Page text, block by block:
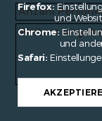
Firefox:
und
Chrome:
und
Safari: